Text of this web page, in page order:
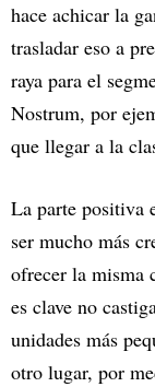
hace achicar la
trasladar eso a
raya para el
Nostrum, por
que llegar a la
La parte positiva
ser mucho más
ofrecer la misma
es clave no
unidades más
otro lugar, por